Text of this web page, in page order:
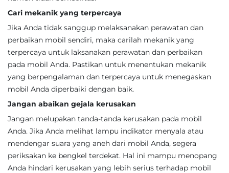
Cari mekanik yang terpercaya
Jika Anda tidak sanggup melaksanakan perawatan dan
perbaikan mobil sendiri, maka carilah mekanik yang
terpercaya untuk laksanakan perawatan dan perbaikan
pada mobil Anda. Pastikan untuk menentukan mekanik
yang berpengalaman dan terpercaya untuk menegaskan
mobil Anda diperbaiki dengan baik.
Jangan abaikan gejala kerusakan
Jangan melupakan tanda-tanda kerusakan pada mobil
Anda. Jika Anda melihat lampu indikator menyala atau
mendengar suara yang aneh dari mobil Anda, segera
periksakan ke bengkel terdekat. Hal ini mampu menopang
Anda hindari kerusakan yang lebih serius terhadap mobil